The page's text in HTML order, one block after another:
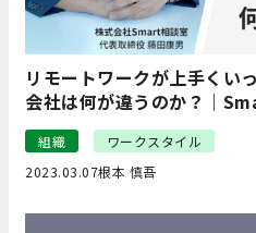
リモートワークが上手くい
会社は何が違うのか？｜
組織
ワークスタイル
2023.03.07根本 慎吾